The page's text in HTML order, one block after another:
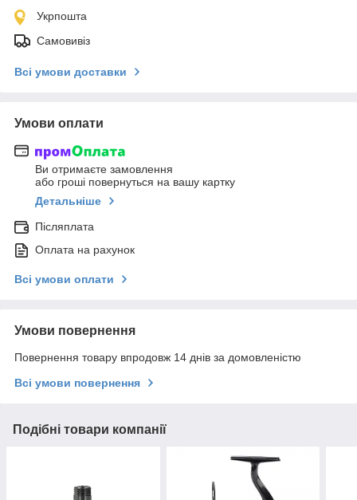
Укрпошта
Самовивіз
Всі умови доставки
Умови оплати
Ви отримаєте замовлення
або гроші повернуться на вашу картку
Детальніше
Післяплата
Оплата на рахунок
Всі умови оплати
Умови повернення
Повернення товару впродовж 14 днів за домовленістю
Всі умови повернення
Подібні товари компанії